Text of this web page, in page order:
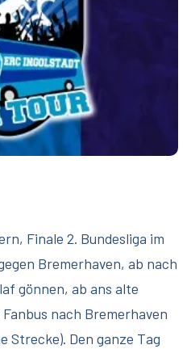
Finale 2. Bundesliga im
Bremerhaven, ab nach
gönnen, ab ans alte
nach Bremerhaven
Strecke). Den ganze Tag